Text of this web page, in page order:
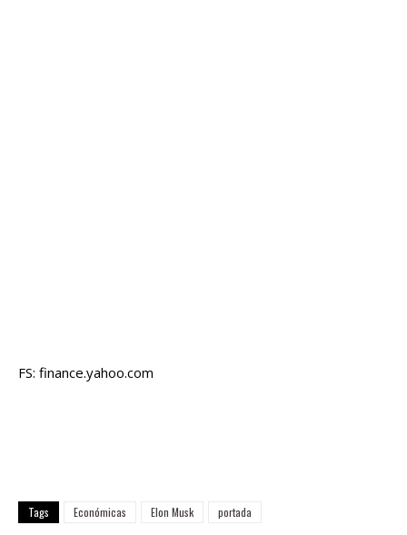
FS: finance.yahoo.com
Tags Económicas Elon Musk portada